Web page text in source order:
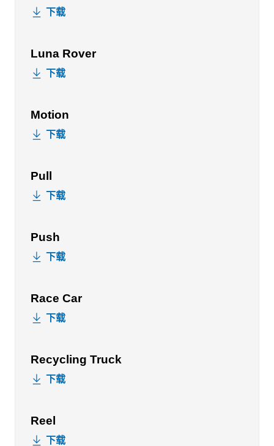
下载
Luna Rover
下载
Motion
下载
Pull
下载
Push
下载
Race Car
下载
Recycling Truck
下载
Reel
下载